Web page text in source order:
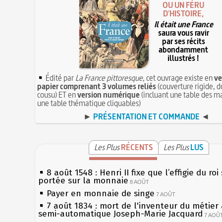
OU UN FÉRU
D'HISTOIRE,
Il était une France
saura vous ravir
par ses récits
abondamment
illustrés !
Édité parLa France pittoresque, cet ouvrage existe en
papier comprenant 3 volumes reliés(couverture rigide,
cousu) ET enversion numérique(incluant une table des
une table thématique cliquables)
► PRÉSENTATION ET COMMANDE ◄
Les PlusRÉCENTS Les PlusLUS
8 août 1548 : Henri II fixe que l’effigie du roi
portée sur la monnaie 8 AOÛT
Payer en monnaie de singe 7 AOÛT
7 août 1834 : mort de l'inventeur du métier
semi-automatique Joseph-Marie Jacquard 7